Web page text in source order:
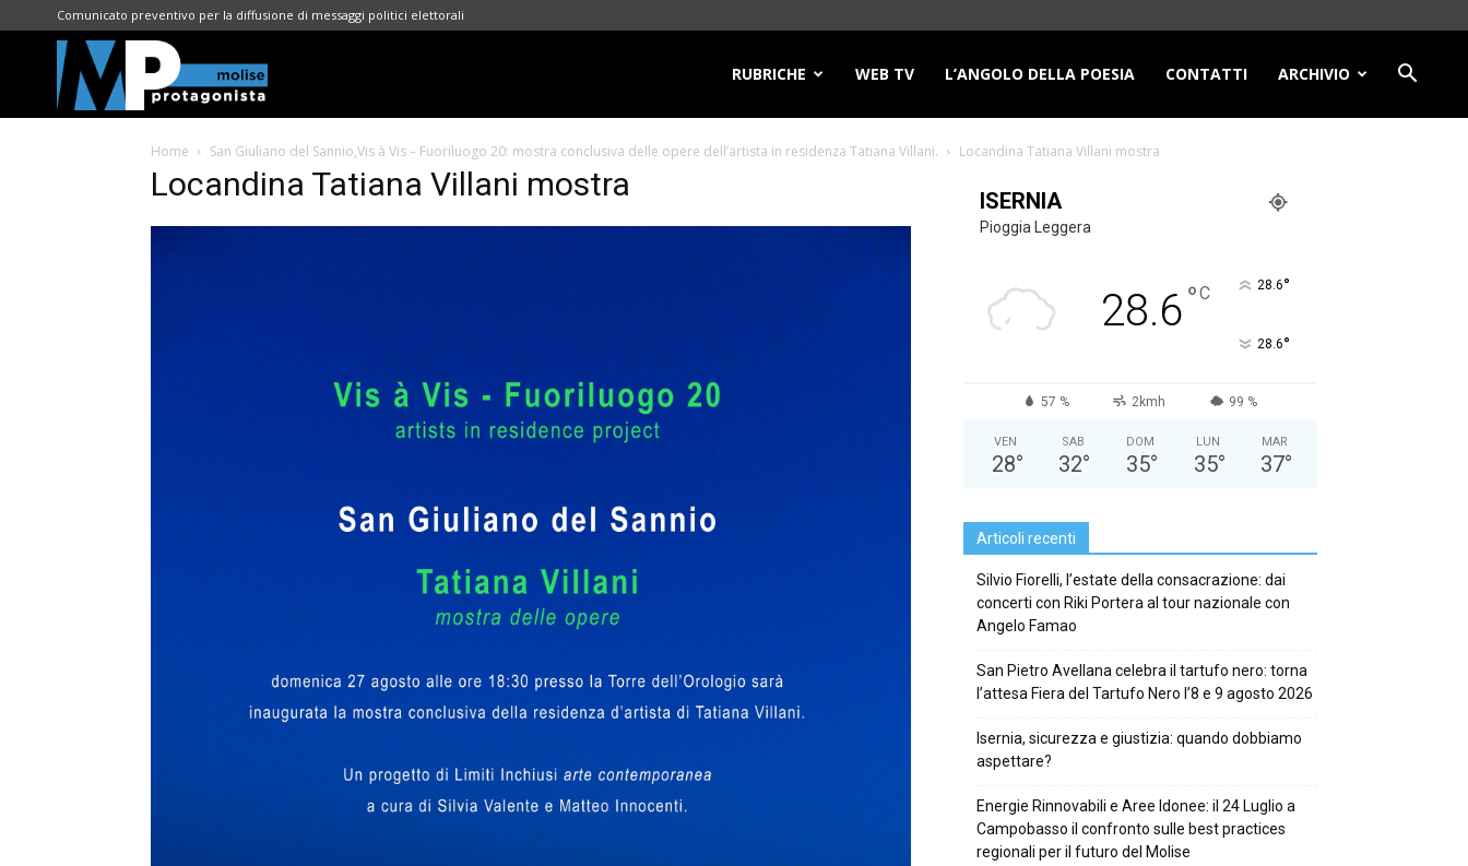
Comunicato preventivo per la diffusione di messaggi politici elettorali
Protagonista
RUBRICHE WEB TV L’ANGOLO DELLA POESIA CONTATTI ARCHIVIO
Home San Giuliano del Sannio,Vis à Vis – Fuoriluogo 20: mostra conclusiva delle opere dell’artista in residenza Tatiana Villani. Locandina Tatiana Villani mostra
Locandina Tatiana Villani mostra ISERNIA
Pioggia Leggera
28.6°C 28.6°
28.6°
57 % 2kmh 99 %
VEN
28°
SAB
32°
DOM
35°
LUN
35°
MAR
37°
Articoli recenti
Silvio Fiorelli, l’estate della consacrazione: dai
concerti con Riki Portera al tour nazionale con
Angelo Famao
San Pietro Avellana celebra il tartufo nero: torna
l’attesa Fiera del Tartufo Nero l’8 e 9 agosto 2026
Isernia, sicurezza e giustizia: quando dobbiamo
aspettare?
Energie Rinnovabili e Aree Idonee: il 24 Luglio a
Campobasso il confronto sulle best practices
regionali per il futuro del Molise